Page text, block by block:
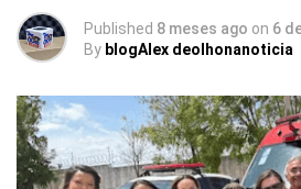
Published 8 meses ago on 6
By blogAlex deolhonanoticia